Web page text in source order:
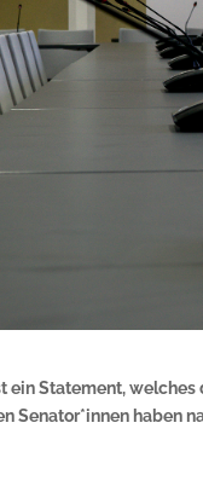
ein Statement,
Senator*innen haben